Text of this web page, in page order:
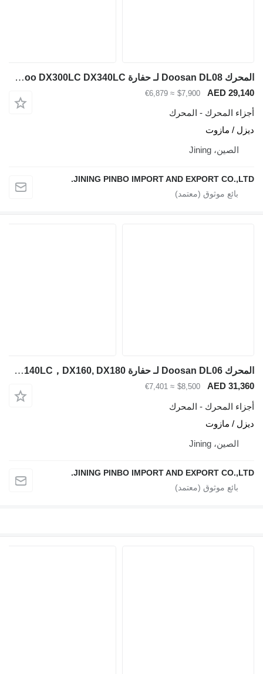
المحرك Doosan DL08 لـ حفارة Daewoo DX300LC DX340LC
AED
$7,900
≈ €6,879
المحرك - المحرك
/ مازوت
الصين، Jining
JINING PINBO IMPORT AND EXPORT
المحرك Doosan DL06 لـ حفارة Doosan DX140LC，DX160, DX180
AED
$8,500
≈ €7,401
المحرك - المحرك
/ مازوت
الصين، Jining
JINING PINBO IMPORT AND EXPORT